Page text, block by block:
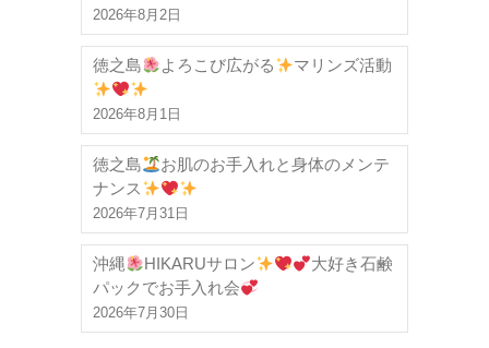
2026年8月2日
徳之島 よろこび広がる マリンズ活動
2026年8月1日
徳之島
お肌のお手入れと身体のメンテ
ナンス
2026年7月31日
沖縄 HIKARUサロン
大好き石鹸
パックでお手入れ会
2026年7月30日